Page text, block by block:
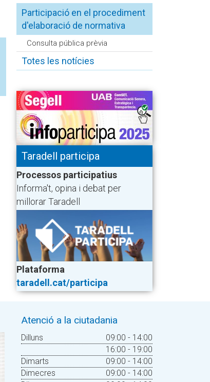
Participació en el procediment
d'elaboració de normativa
Consulta pública prèvia
Totes les notícies
Taradell participa
Processos participatius
Informa't, opina i debat per
millorar Taradell
Plataforma
taradell.cat/participa
Atenció a la ciutadania
Dilluns
09:00 - 14:00
16:00 - 19:00
Dimarts
09:00 - 14:00
Dimecres
09:00 - 14:00